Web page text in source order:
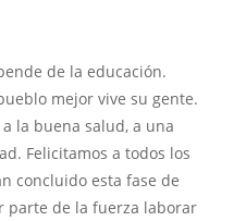
de la educación.
mejor vive su gente.
la buena salud, a una
Felicitamos a todos los
concluido esta fase de
parte de la fuerza laborar